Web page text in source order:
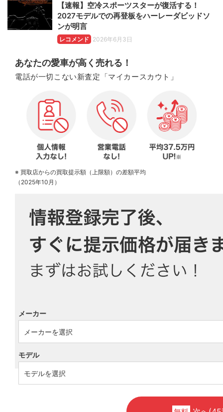
【速報】空冷スポーツスターが復活する！
2027モデルでの再登板をハーレーダビッドソ
ンが明言
レコメンド 2026年6月3日
あなたの愛車が高く売れる！
電話が一切こない新査定「マイカースカウト」
※ 買取店からの買取提示額（上限額）の差額平均
（2025年10月）
メーカー
モデル